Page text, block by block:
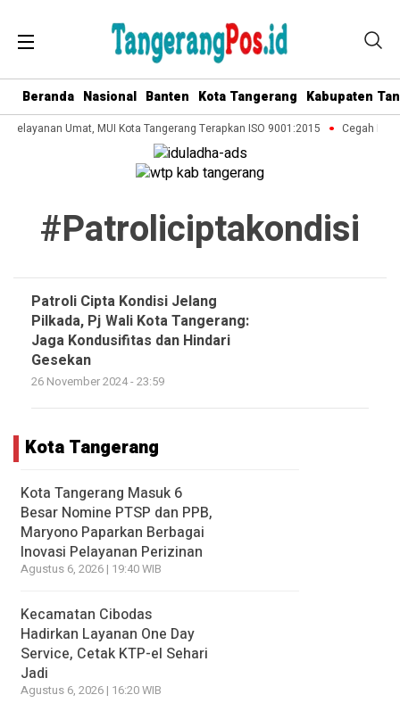
Beranda Nasional Banten Kota Tangerang Kabupaten
Umat, MUI Kota Tangerang Terapkan ISO 9001:2015 Cegah
#patroliciptakondisi
Patroli Cipta Kondisi Jelang
Pilkada, Pj Wali Kota Tangerang:
Jaga Kondusifitas dan Hindari
Gesekan
26 November 2024 - 23:59
Kota Tangerang
Kota Tangerang Masuk 6
Besar Nomine PTSP dan PPB,
Maryono Paparkan Berbagai
Inovasi Pelayanan Perizinan
Agustus 6, 2026 | 19:40 WIB
Kecamatan Cibodas
Hadirkan Layanan One Day
Service, Cetak KTP-el Sehari
Jadi
Agustus 6, 2026 | 16:20 WIB